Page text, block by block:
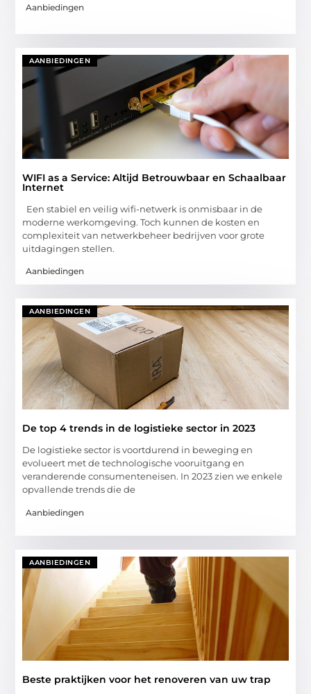
Aanbiedingen
AANBIEDINGEN
WIFI as a Service: Altijd Betrouwbaar en Schaalbaar
Internet
Een stabiel en veilig wifi-netwerk is onmisbaar in de
moderne werkomgeving. Toch kunnen de kosten en
complexiteit van netwerkbeheer bedrijven voor grote
uitdagingen stellen.
Aanbiedingen
AANBIEDINGEN
De top 4 trends in de logistieke sector in 2023
De logistieke sector is voortdurend in beweging en
evolueert met de technologische vooruitgang en
veranderende consumenteneisen. In 2023 zien we enkele
opvallende trends die de
Aanbiedingen
AANBIEDINGEN
Beste praktijken voor het renoveren van uw trap